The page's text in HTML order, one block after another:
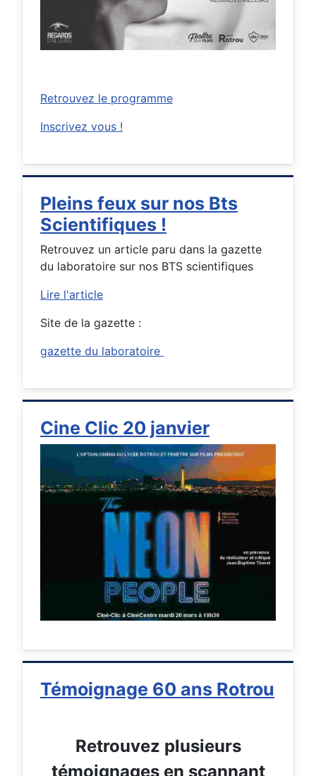
Retrouvez le programme
Inscrivez vous !
Pleins feux sur nos Bts
Scientifiques !
Retrouvez un article paru dans la gazette
du laboratoire sur nos BTS scientifiques
Lire l'article
Site de la gazette :
gazette du laboratoire
Cine Clic 20 janvier
Témoignage 60 ans Rotrou
Retrouvez plusieurs
témoignages en scannant